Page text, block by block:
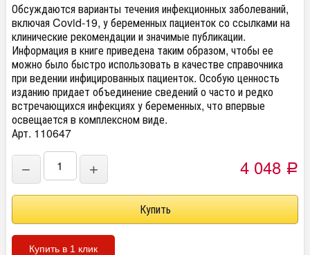
Обсуждаются варианты течения инфекционных заболеваний,
включая Covid-19, у беременных пациенток со ссылками на
клинические рекомендации и значимые публикации.
Информация в книге приведена таким образом, чтобы ее
можно было быстро использовать в качестве справочника
при ведении инфицированных пациенток. Особую ценность
изданию придает объединение сведений о часто и редко
встречающихся инфекциях у беременных, что впервые
освещается в комплексном виде.
Арт. 110647
− + 4 048 Р
Купить в 1 клик